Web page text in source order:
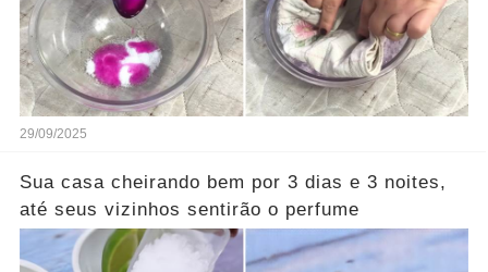
29/09/2025
Sua casa cheirando bem por 3 dias e 3 noites,
até seus vizinhos sentirão o perfume